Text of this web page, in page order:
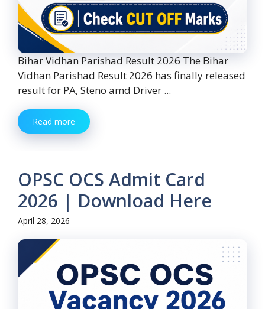
Bihar Vidhan Parishad Result 2026 The Bihar
Vidhan Parishad Result 2026 has finally released
result for PA, Steno amd Driver ...
Read more
OPSC OCS Admit Card
2026 | Download Here
April 28, 2026